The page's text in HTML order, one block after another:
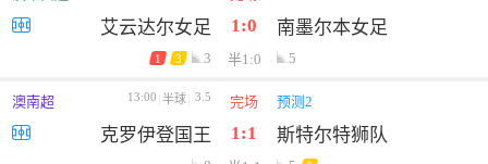
艾云达尔女足 1:0 南墨尔本女足
1 3 3 半1:0 5
澳南超 13:00 半球 3.5 完场 预测2
克罗伊登国王 1:1 斯特尔特狮队